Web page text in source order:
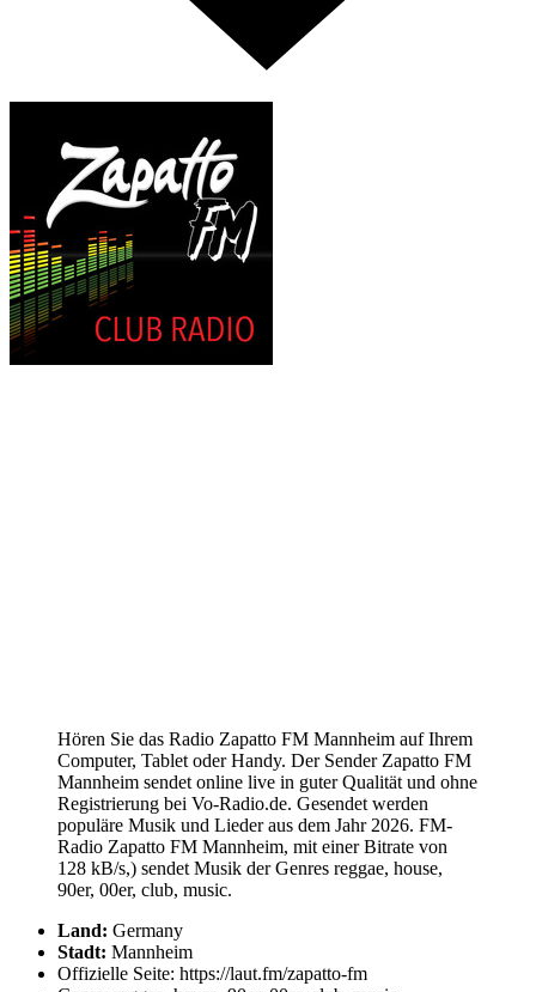
Hören Sie das Radio Zapatto FM Mannheim auf Ihrem
Computer, Tablet oder Handy. Der Sender Zapatto FM
Mannheim sendet online live in guter Qualität und ohne
Registrierung bei Vo-Radio.de. Gesendet werden
populäre Musik und Lieder aus dem Jahr 2026. FM-
Radio Zapatto FM Mannheim, mit einer Bitrate von
128 kB/s,) sendet Musik der Genres reggae, house,
90er, 00er, club, music.
Land: Germany
Stadt: Mannheim
Offizielle Seite: https://laut.fm/zapatto-fm